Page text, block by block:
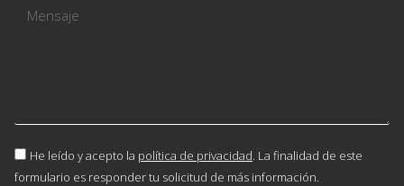
He leído y acepto la política de privacidad. La finalidad de este
formulario es responder tu solicitud de más información.